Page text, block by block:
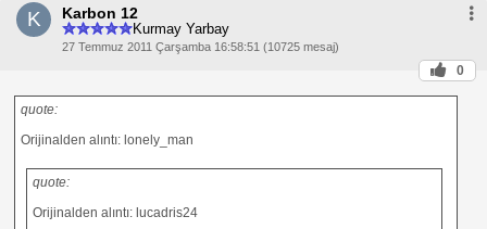
K Karbon 12
Kurmay Yarbay
27 Temmuz 2011 Çarşamba 16:58:51 (10725 mesaj)
0
quote:
Orijinalden alıntı: lonely_man
quote:
Orijinalden alıntı: lucadris24